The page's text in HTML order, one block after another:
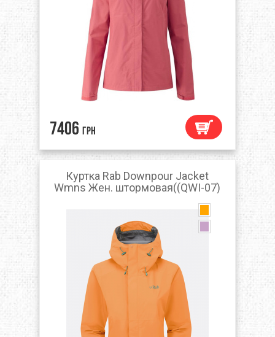
7406 грн
Куртка Rab Downpour Jacket
Wmns Жен. штормовая((QWI-07)